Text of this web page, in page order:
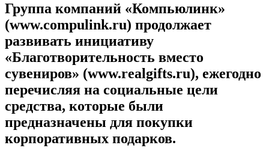
Группа компаний «Компьюлинк»
(www.compulink.ru) продолжает
развивать инициативу
«Благотворительность вместо
сувениров» (www.realgifts.ru), ежегодно
перечисляя на социальные цели
средства, которые были
предназначены для покупки
корпоративных подарков.